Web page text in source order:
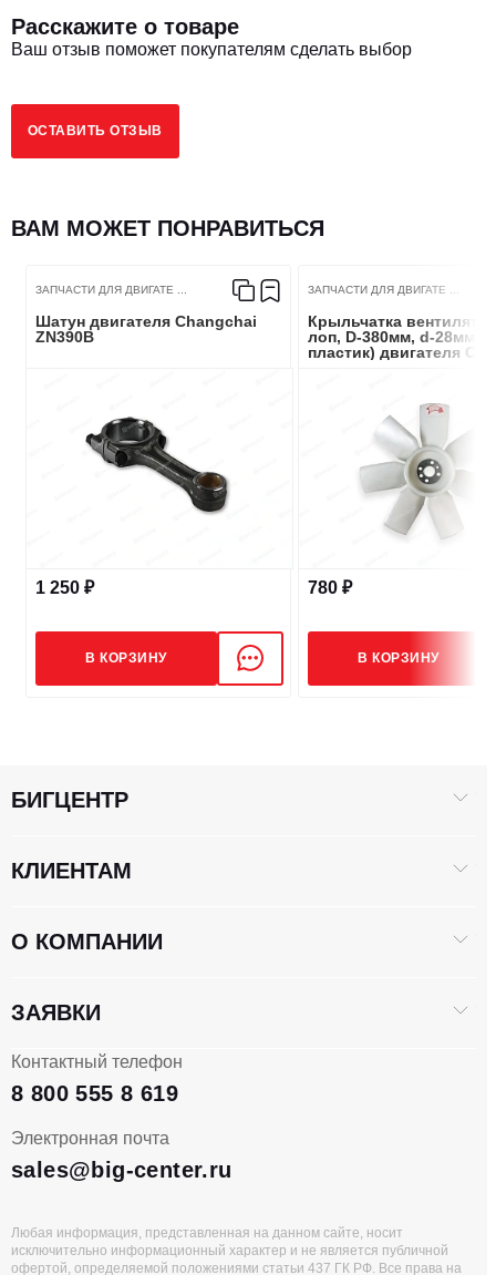
Расскажите о товаре
Ваш отзыв поможет покупателям сделать выбор
ОСТАВИТЬ ОТЗЫВ
ВАМ МОЖЕТ ПОНРАВИТЬСЯ
ЗАПЧАСТИ ДЛЯ ДВИГАТЕ ...
Шатун двигателя Changchai
ZN390B
1 250 ₽
В КОРЗИНУ
ЗАПЧАСТИ ДЛЯ ДВИГАТЕ ...
Крыльчатка
лоп, D-380мм, d-28мм,
пластик) двигателя
780 ₽
В КОРЗИНУ
Контактный телефон
8 800 555 8 619
Электронная почта
sales@big-center.ru
БИГЦЕНТР
КЛИЕНТАМ
О КОМПАНИИ
ЗАЯВКИ
Любая информация, представленная на данном сайте, носит
исключительно информационный характер и не является публичной
офертой, определяемой положениями статьи 437 ГК РФ. Все права на